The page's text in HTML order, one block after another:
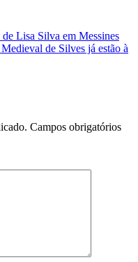
Lisa Silva em Messines
de Silves já estão à
Campos obrigatórios